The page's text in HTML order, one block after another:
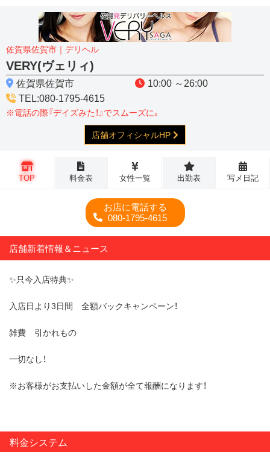
佐賀県佐賀市｜デリヘル
VERY(ヴェリィ)
佐賀県佐賀市
10:00 ～26:00
TEL:080-1795-4615
※電話の際『デイズみた！』でスムーズに。
店舗オフィシャルHP
TOP 料金表 女性一覧 出勤表 写メ日記
お店に電話する
080-1795-4615
店舗新着情報＆ニュース
✨只今入店特典✨
入店日より3日間 全額バックキャンペーン！
雑費 引かれもの
一切なし！
※お客様がお支払いした金額が全て報酬になります！
ランキング上位の
VERYで
料金システム